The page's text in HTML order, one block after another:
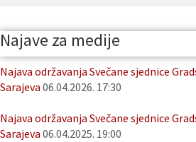
Najave za medije
Najava održavanja Svečane sjednice
Sarajeva 06.04.2026. 17:30
Najava održavanja Svečane sjednice
Sarajeva 06.04.2025. 19:00